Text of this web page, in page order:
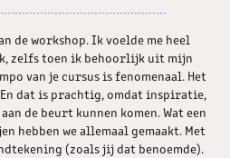
de workshop. Ik voelde me heel
zelfs toen ik behoorlijk uit mijn
van je cursus is fenomenaal. Het
dat is prachtig, omdat inspiratie,
de beurt kunnen komen. Wat een
hebben we allemaal gemaakt. Met
(zoals jij dat benoemde).